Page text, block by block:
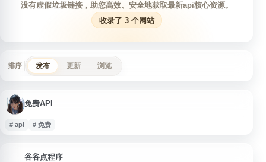
没有虚假垃圾链接，助您高效、安全地获取最新api核心资源。
收录了 3 个网站
排序 发布 更新 浏览
免费API
# api # 免费
谷谷点程序